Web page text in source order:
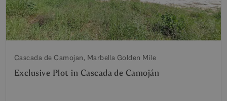
Cascada de Camojan, Marbella Golden Mile
Exclusive Plot in Cascada de Camoján